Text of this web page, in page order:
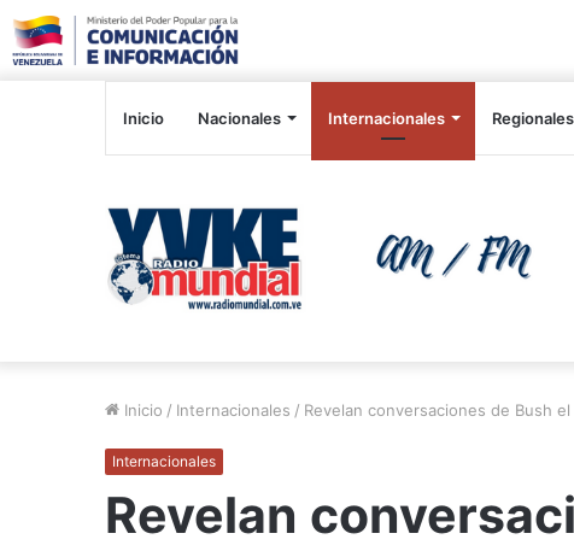
Inicio Nacionales Internacionales Regionales
Inicio / Internacionales / Revelan conversaciones de Bush
Internacionales
Revelan